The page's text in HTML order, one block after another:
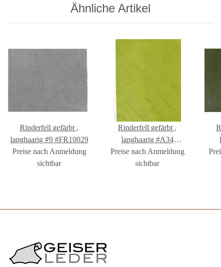
Ähnliche Artikel
Rinderfell gefärbt ,
langhaarig #9 #FR10029
Preise nach Anmeldung
sichtbar
Rinderfell gefärbt ,
langhaarig #A34
#FR1002A34
Preise nach Anmeldung
sichtbar